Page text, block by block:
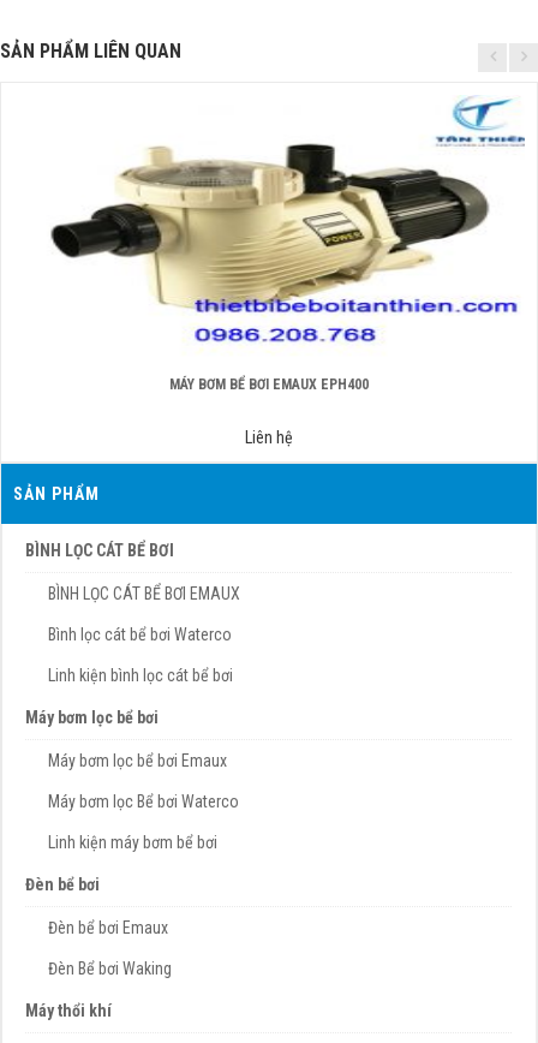
SẢN PHẨM LIÊN QUAN
MÁY BƠM BỂ BƠI EMAUX EPH400
Liên hệ
SẢN PHẨM
BÌNH LỌC CÁT BỂ BƠI
BÌNH LỌC CÁT BỂ BƠI EMAUX
Bình lọc cát bể bơi Waterco
Linh kiện bình lọc cát bể bơi
Máy bơm lọc bể bơi
Máy bơm lọc bể bơi Emaux
Máy bơm lọc Bể bơi Waterco
Linh kiện máy bơm bể bơi
Đèn bể bơi
Đèn bể bơi Emaux
Đèn Bể bơi Waking
Máy thổi khí